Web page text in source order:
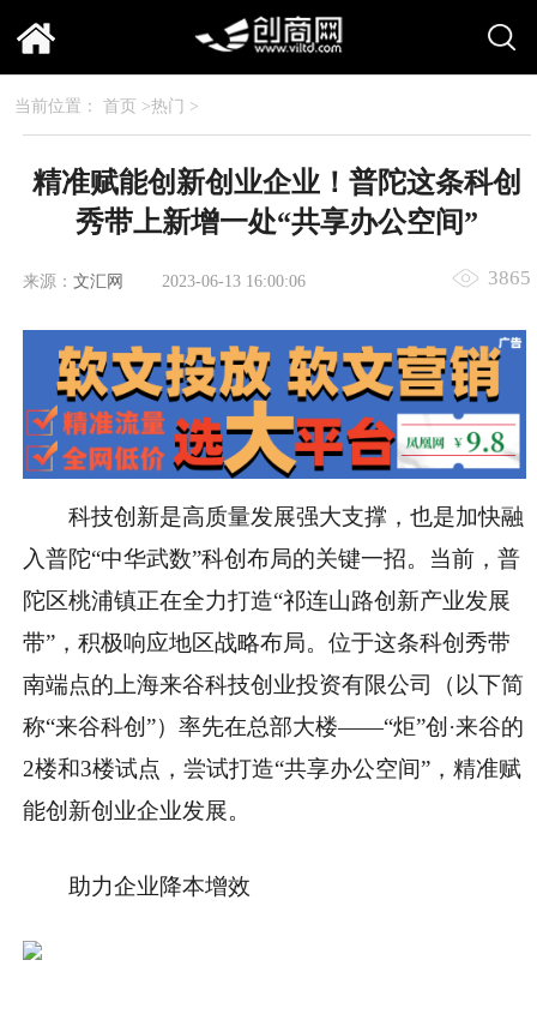
当前位置： 首页 >热门 >
精准赋能创新创业企业！普陀这条科创
秀带上新增一处“共享办公空间”
来源： 文汇网 2023-06-13 16:00:06 3865
科技创新是高质量发展强大支撑，也是加快融
入普陀“中华武数”科创布局的关键一招。当前，普
陀区桃浦镇正在全力打造“祁连山路创新产业发展
带”，积极响应地区战略布局。位于这条科创秀带
南端点的上海来谷科技创业投资有限公司（以下简
称“来谷科创”）率先在总部大楼——“炬”创·来谷的
2楼和3楼试点，尝试打造“共享办公空间”，精准赋
能创新创业企业发展。
助力企业降本增效